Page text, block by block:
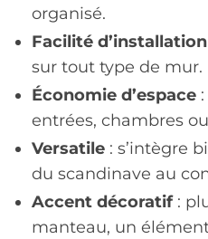
organisé.
Facilité d’installation
sur tout type de mur.
Économie d’espace
entrées, chambres
Versatile : s’intègre
du scandinave au
Accent décoratif:
manteau, un